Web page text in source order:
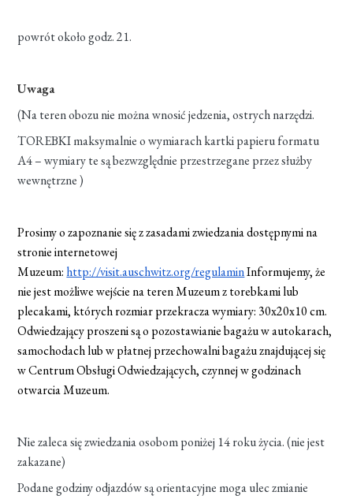
powrót około godz. 21.
Uwaga
(Na teren obozu nie można wnosić jedzenia, ostrych narzędzi.
TOREBKI maksymalnie o wymiarach kartki papieru formatu
A4 – wymiary te są bezwzględnie przestrzegane przez służby
wewnętrzne )
Prosimy o zapoznanie się z zasadami zwiedzania dostępnymi na
stronie internetowej
Muzeum: http://visit.auschwitz.org/regulaminInformujemy, że
nie jest możliwe wejście na teren Muzeum z torebkami lub
plecakami, których rozmiar przekracza wymiary: 30x20x10 cm.
Odwiedzający proszeni są o pozostawianie bagażu w autokarach,
samochodach lub w płatnej przechowalni bagażu znajdującej się
w Centrum Obsługi Odwiedzających, czynnej w godzinach
otwarcia Muzeum.
Nie zaleca się zwiedzania osobom poniżej 14 roku życia. (nie jest
zakazane)
Podane godziny odjazdów są orientacyjne moga ulec zmianie